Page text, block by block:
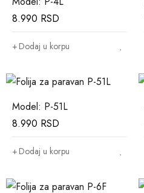
8.990 RSD
Dodaj u korpu
Model: P-51L
8.990 RSD
Dodaj u korpu